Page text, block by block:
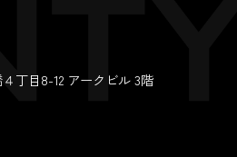
丁目8-12 アークビル 3階